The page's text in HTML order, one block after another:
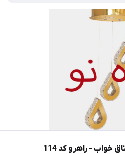
خواب - راهرو کد 114